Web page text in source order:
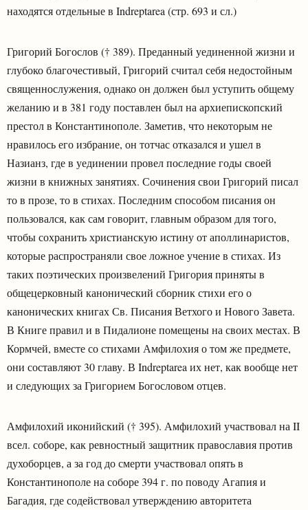
находятся отдельные в Indreptarea (стр. 693 и сл.)
Григорий Богослов († 389). Преданный уединенной жизни и
глубоко благочестивый, Григорий считал себя недостойным
священнослужения, однако он должен был уступить общему
желанию и в 381 году поставлен был на архиепископский
престол в Константинополе. Заметив, что некоторым не
нравилось его избрание, он тотчас отказался и ушел в
Назианз, где в уединении провел последние годы своей
жизни в книжных занятиях. Сочинения свои Григорий писал
то в прозе, то в стихах. Последним способом писания он
пользовался, как сам говорит, главным образом для того,
чтобы сохранить христианскую истину от аполлинаристов,
которые распространяли свое ложное учение в стихах. Из
таких поэтических произвелений Григория приняты в
общецерковный канонический сборник стихи его о
канонических книгах Св. Писания Ветхого и Нового Завета.
В Книге правил и в Пидалионе помещены на своих местах. В
Кормчей, вместе со стихами Амфилохия о том же предмете,
они составляют 30 главу. В Indreptarea их нет, как вообще нет
и следующих за Григорием Богословом отцев.
Амфилохий иконийский († 395). Амфилохий участвовал на II
всел. соборе, как ревностный защитник православия против
духоборцев, а за год до смерти участвовал опять в
Константинополе на соборе 394 г. по поводу Агапия и
Багадия, где содействовал утверждению авторитета